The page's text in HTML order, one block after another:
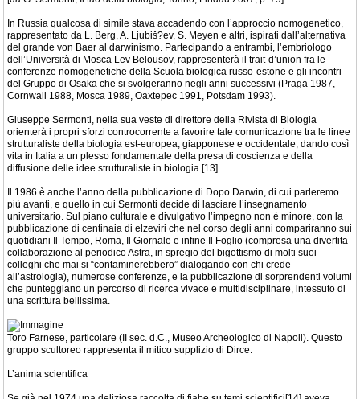
In Russia qualcosa di simile stava accadendo con l’approccio nomogenetico,
rappresentato da L. Berg, A. Ljubiš?ev, S. Meyen e altri, ispirati dall’alternativa
del grande von Baer al darwinismo. Partecipando a entrambi, l’embriologo
dell’Università di Mosca Lev Belousov, rappresenterà il trait-d’union fra le
conferenze nomogenetiche della Scuola biologica russo-estone e gli incontri
del Gruppo di Osaka che si svolgeranno negli anni successivi (Praga 1987,
Cornwall 1988, Mosca 1989, Oaxtepec 1991, Potsdam 1993).
Giuseppe Sermonti, nella sua veste di direttore della Rivista di Biologia
orienterà i propri sforzi controcorrente a favorire tale comunicazione tra le linee
strutturaliste della biologia est-europea, giapponese e occidentale, dando così
vita in Italia a un plesso fondamentale della presa di coscienza e della
diffusione delle idee strutturaliste in biologia.[13]
Il 1986 è anche l’anno della pubblicazione di Dopo Darwin, di cui parleremo
più avanti, e quello in cui Sermonti decide di lasciare l’insegnamento
universitario. Sul piano culturale e divulgativo l’impegno non è minore, con la
pubblicazione di centinaia di elzeviri che nel corso degli anni compariranno sui
quotidiani Il Tempo, Roma, Il Giornale e infine Il Foglio (compresa una divertita
collaborazione al periodico Astra, in spregio del bigottismo di molti suoi
colleghi che mai si “contaminerebbero” dialogando con chi crede
all’astrologia), numerose conferenze, e la pubblicazione di sorprendenti volumi
che punteggiano un percorso di ricerca vivace e multidisciplinare, intessuto di
una scrittura bellissima.
Toro Farnese, particolare (II sec. d.C., Museo Archeologico di Napoli). Questo
gruppo scultoreo rappresenta il mitico supplizio di Dirce.
L’anima scientifica